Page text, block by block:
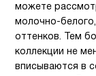
можете
молочно-
оттенков. Тем
коллекции не
вписываются в